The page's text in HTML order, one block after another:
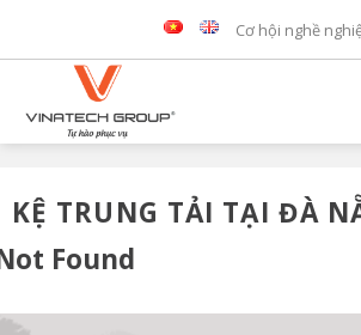
Cơ hội nghề
KỆ TRUNG TẢI TẠI ĐÀ
Found